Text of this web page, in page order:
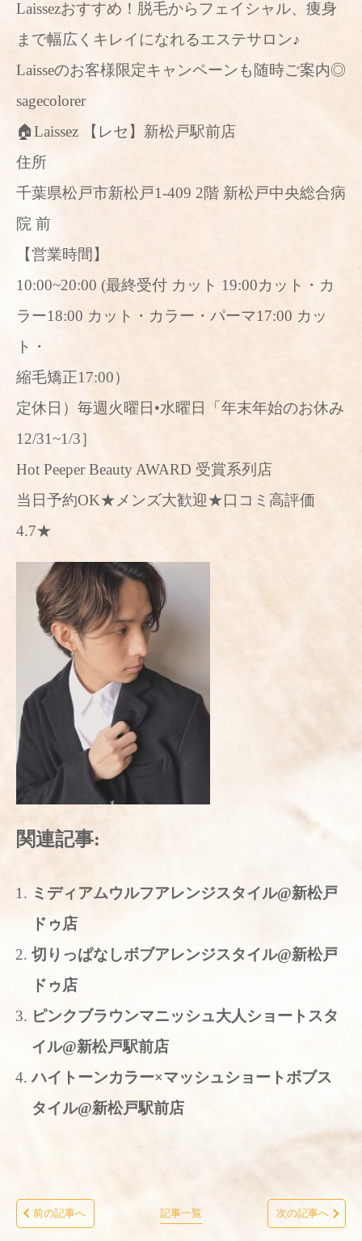
Laissezおすすめ！脱毛からフェイシャル、痩身
まで幅広くキレイになれるエステサロン♪
Laisseのお客様限定キャンペーンも随時ご案内◎
sagecolorer
🏠Laissez 【レセ】新松戸駅前店
住所
千葉県松戸市新松戸1-409 2階 新松戸中央総合病
院 前
【営業時間】
10:00~20:00 (最終受付 カット 19:00カット・カ
ラー18:00 カット・カラー・パーマ17:00 カッ
ト・
縮毛矯正17:00）
定休日）毎週火曜日•水曜日「年末年始のお休み
12/31~1/3］
Hot Peeper Beauty AWARD 受賞系列店
当日予約OK★メンズ大歓迎★口コミ高評価
4.7★
関連記事:
ミディアムウルフアレンジスタイル@新松戸
ドゥ店
切りっぱなしボブアレンジスタイル@新松戸
ドゥ店
ピンクブラウンマニッシュ大人ショートスタ
イル@新松戸駅前店
ハイトーンカラー×マッシュショートボブス
タイル@新松戸駅前店
前の記事へ 記事一覧 次の記事へ